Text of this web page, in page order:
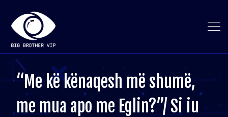
“Me kë kënaqesh më shumë,
me mua apo me Eglin?”/ Si iu